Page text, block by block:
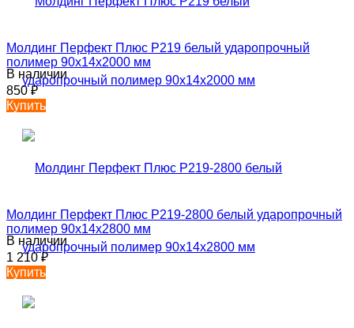
Молдинг Перфект Плюс P219 белый ударопрочный
полимер 90х14х2000 мм
В наличии
850₽
Купить
Молдинг Перфект Плюс P219-2800 белый ударопрочный
полимер 90х14х2800 мм
В наличии
1 210₽
Купить